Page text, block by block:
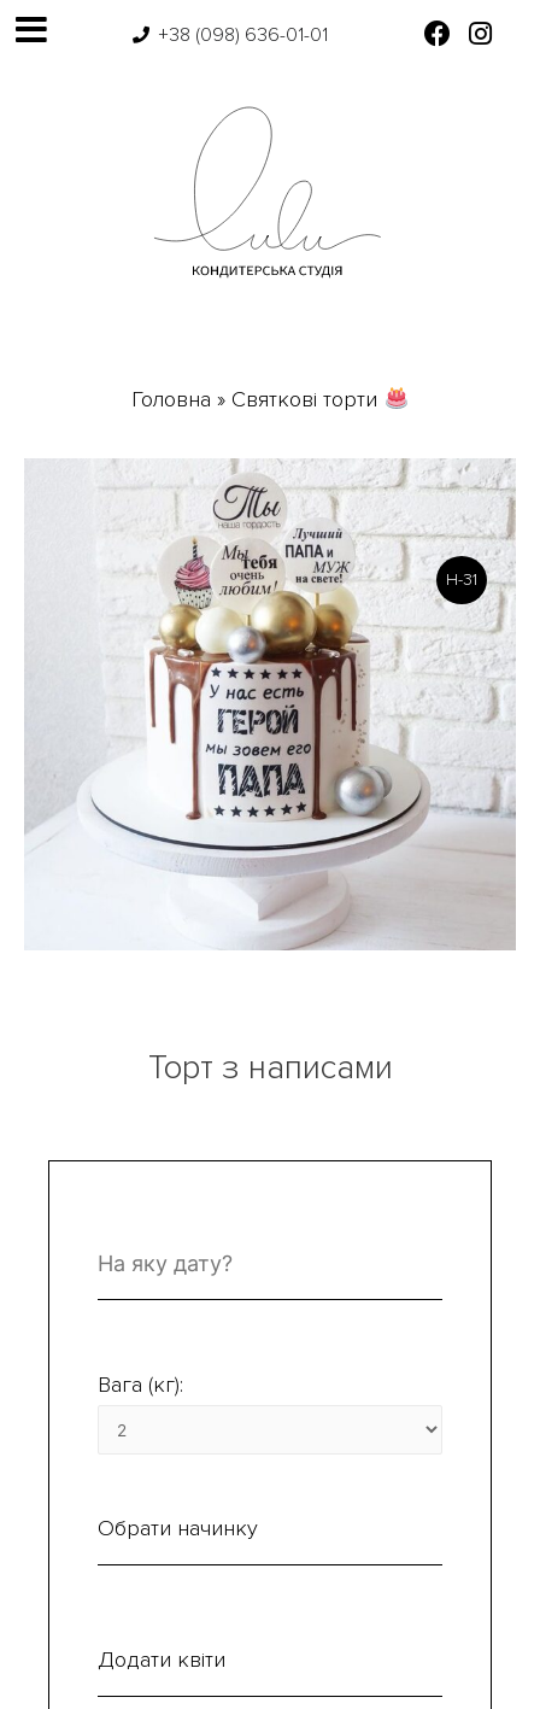
+38 (098) 636-01-01
Головна » Святкові торти
H-31
Торт з написами
Вага (кг):
Обрати начинку
Додати квіти